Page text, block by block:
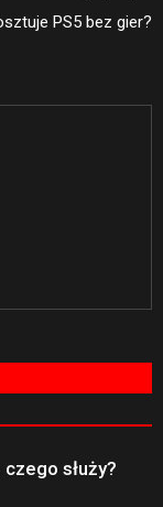
PS5 bez gier?
służy?